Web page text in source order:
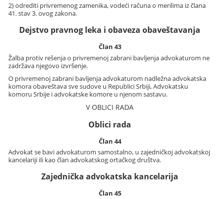
2) odrediti privremenog zamenika, vodeći računa o merilima iz člana
41. stav 3. ovog zakona.
Dejstvo pravnog leka i obaveza obaveštavanja
Član 43
Žalba protiv rešenja o privremenoj zabrani bavljenja advokaturom ne
zadržava njegovo izvršenje.
O privremenoj zabrani bavljenja advokaturom nadležna advokatska
komora obaveštava sve sudove u Republici Srbiji, Advokatsku
komoru Srbije i advokatske komore u njenom sastavu.
V OBLICI RADA
Oblici rada
Član 44
Advokat se bavi advokaturom samostalno, u zajedničkoj advokatskoj
kancelariji ili kao član advokatskog ortačkog društva.
Zajednička advokatska kancelarija
Član 45